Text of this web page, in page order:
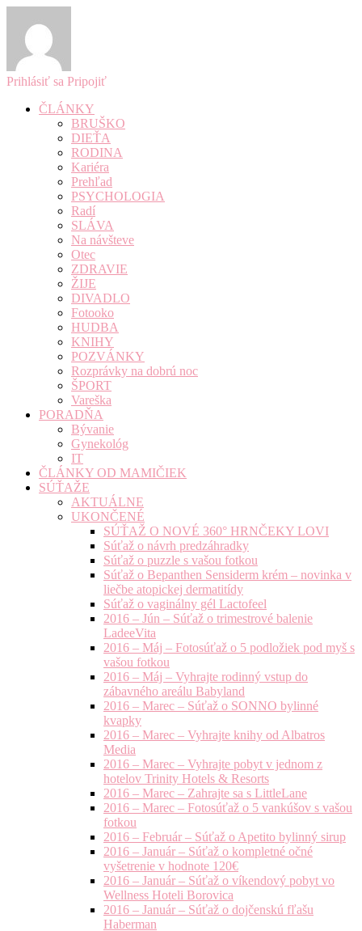
Prihlásiť sa Pripojiť
ČLÁNKY
BRUŠKO
DIEŤA
RODINA
Kariéra
Prehľad
PSYCHOLOGIA
Radí
SLÁVA
Na návšteve
Otec
ZDRAVIE
ŽIJE
DIVADLO
Fotooko
HUDBA
KNIHY
POZVÁNKY
Rozprávky na dobrú noc
ŠPORT
Vareška
PORADŇA
Bývanie
Gynekológ
IT
ČLÁNKY OD MAMIČIEK
SÚŤAŽE
AKTUÁLNE
UKONČENÉ
SÚŤAŽ O NOVÉ 360° HRNČEKY LOVI
Súťaž o návrh predzáhradky
Súťaž o puzzle s vašou fotkou
Súťaž o Bepanthen Sensiderm krém – novinka v
liečbe atopickej dermatitídy
Súťaž o vaginálny gél Lactofeel
2016 – Jún – Súťaž o trimestrové balenie
LadeeVita
2016 – Máj – Fotosúťaž o 5 podložiek pod myš s
vašou fotkou
2016 – Máj – Vyhrajte rodinný vstup do
zábavného areálu Babyland
2016 – Marec – Súťaž o SONNO bylinné
kvapky
2016 – Marec – Vyhrajte knihy od Albatros
Media
2016 – Marec – Vyhrajte pobyt v jednom z
hotelov Trinity Hotels & Resorts
2016 – Marec – Zahrajte sa s LittleLane
2016 – Marec – Fotosúťaž o 5 vankúšov s vašou
fotkou
2016 – Február – Súťaž o Apetito bylinný sirup
2016 – Január – Súťaž o kompletné očné
vyšetrenie v hodnote 120€
2016 – Január – Súťaž o víkendový pobyt vo
Wellness Hoteli Borovica
2016 – Január – Súťaž o dojčenskú fľašu
Haberman